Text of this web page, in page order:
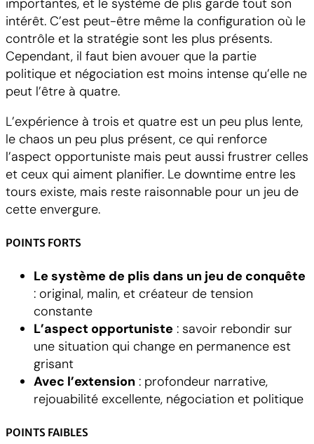
importantes, et le système de plis garde tout son
intérêt. C’est peut-être même la configuration où le
contrôle et la stratégie sont les plus présents.
Cependant, il faut bien avouer que la partie
politique et négociation est moins intense qu’elle ne
peut l’être à quatre.
L’expérience à trois et quatre est un peu plus lente,
le chaos un peu plus présent, ce qui renforce
l’aspect opportuniste mais peut aussi frustrer celles
et ceux qui aiment planifier. Le downtime entre les
tours existe, mais reste raisonnable pour un jeu de
cette envergure.
POINTS FORTS
Le système de plis dans un jeu de conquête
: original, malin, et créateur de tension
constante
L’aspect opportuniste : savoir rebondir sur
une situation qui change en permanence est
grisant
Avec l’extension : profondeur narrative,
rejouabilité excellente, négociation et politique
POINTS FAIBLES